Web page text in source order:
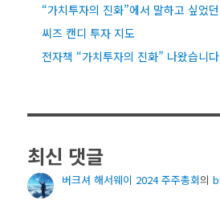
“가치투자의 진화”에서 말하고 싶었
씨즈 캔디 투자 지도
전자책 “가치투자의 진화” 나왔습니다
최신 댓글
버크셔 해서웨이 2024 주주총회의